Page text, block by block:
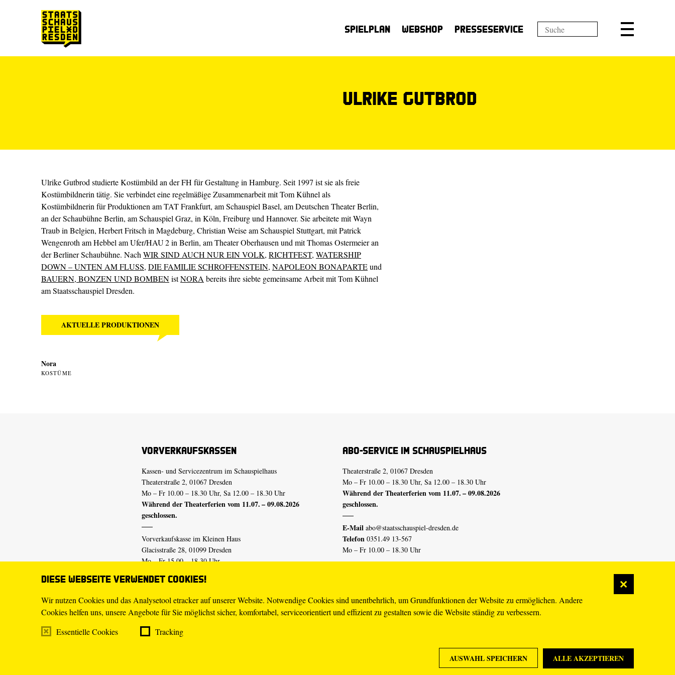
Diese Webseite verwendet Cookies!
Wir nutzen Cookies und das Analysetool etracker auf unserer Website. Notwendige Cookies sind unentbehrlich, um Grundfunktionen der Website zu ermöglichen. Andere
Cookies helfen uns, unsere Angebote für Sie möglichst sicher, komfortabel, serviceorientiert und effizient zu gestalten sowie die Website ständig zu verbessern.
Essentielle Cookies
Tracking
AUSWAHL SPEICHERN ALLE AKZEPTIEREN
Spielplan Webshop Presseservice
Ulrike Gutbrod
Ulrike Gutbrod studierte Kostümbild an der FH für Gestaltung in Hamburg. Seit 1997 ist sie als freie
Kostümbildnerin tätig. Sie verbindet eine regelmäßige Zusammenarbeit mit Tom Kühnel als
Kostümbildnerin für Produktionen am TAT Frankfurt, am Schauspiel Basel, am Deutschen Theater Berlin,
an der Schaubühne Berlin, am Schauspiel Graz, in Köln, Freiburg und Hannover. Sie arbeitete mit Wayn
Traub in Belgien, Herbert Fritsch in Magdeburg, Christian Weise am Schauspiel Stuttgart, mit Patrick
Wengenroth am Hebbel am Ufer/HAU 2 in Berlin, am Theater Oberhausen und mit Thomas Ostermeier an
der Berliner Schaubühne. Nach WIR SIND AUCH NUR EIN VOLK, RICHTFEST, WATERSHIP
DOWN – UNTEN AM FLUSS, DIE FAMILIE SCHROFFENSTEIN, NAPOLEON BONAPARTEund
BAUERN, BONZEN UND BOMBENistNORA bereits ihre siebte gemeinsame Arbeit mit Tom Kühnel
am Staatsschauspiel Dresden.
AKTUELLE PRODUKTIONEN
Nora
KOSTÜME
Vorverkaufskassen
Kassen- und Servicezentrum im Schauspielhaus
Theaterstraße 2, 01067 Dresden
Mo – Fr 10.00 – 18.30 Uhr, Sa 12.00 – 18.30 Uhr
Während der Theaterferien vom 11.07. – 09.08.2026
geschlossen.
Vorverkaufskasse im Kleinen Haus
Glacisstraße 28, 01099 Dresden
Mo – Fr 15.00 – 18.30 Uhr
geschlossen.
E-Mail tickets@staatsschauspiel-dresden.de
Telefon 0351.49 13-555
Mo – Fr 10.00 – 18.30 Uhr
Abo-Service im Schauspielhaus
Theaterstraße 2, 01067 Dresden
Mo – Fr 10.00 – 18.30 Uhr, Sa 12.00 – 18.30 Uhr
Während der Theaterferien vom 11.07. – 09.08.2026
geschlossen.
E-Mail abo@staatsschauspiel-dresden.de
Telefon 0351.49 13-567
Mo – Fr 10.00 – 18.30 Uhr
Erklärung Barrierefreiheit